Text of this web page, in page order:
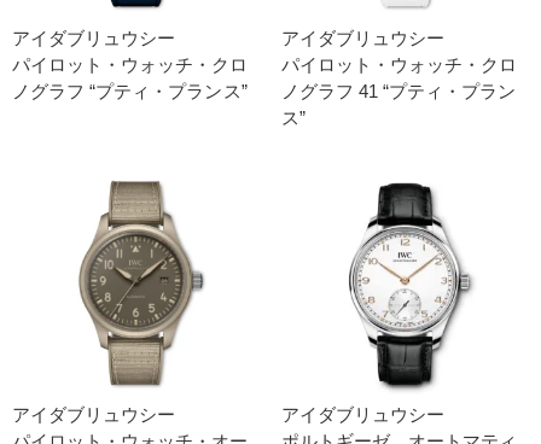
アイダブリュウシー
パイロット・ウォッチ・クロ
ノグラフ “プティ・プランス”
アイダブリュウシー
パイロット・ウォッチ・クロ
ノグラフ 41 “プティ・プラン
ス”
アイダブリュウシー
アイダブリュウシー